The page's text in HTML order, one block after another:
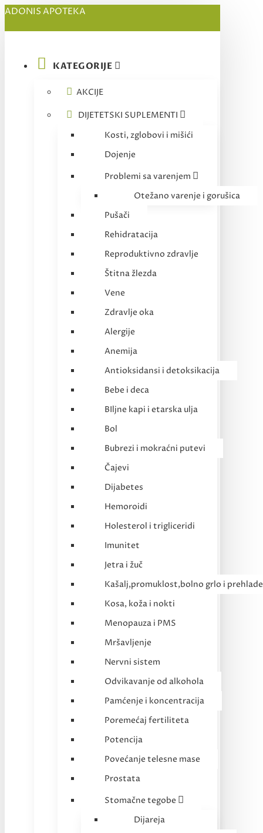
ADONIS APOTEKA
KATEGORIJE
AKCIJE
DIJETETSKI SUPLEMENTI
Kosti, zglobovi i mišići
Dojenje
Problemi sa varenjem
Otežano varenje i gorušica
Pušači
Rehidratacija
Reproduktivno zdravlje
Štitna žlezda
Vene
Zdravlje oka
Alergije
Anemija
Antioksidansi i detoksikacija
Bebe i deca
BIljne kapi i etarska ulja
Bol
Bubrezi i mokraćni putevi
Čajevi
Dijabetes
Hemoroidi
Holesterol i trigliceridi
Imunitet
Jetra i žuč
Kašalj,promuklost,bolno grlo i prehlade
Kosa, koža i nokti
Menopauza i PMS
Mršavljenje
Nervni sistem
Odvikavanje od alkohola
Pamćenje i koncentracija
Poremećaj fertiliteta
Potencija
Povećanje telesne mase
Prostata
Stomačne tegobe
Dijareja